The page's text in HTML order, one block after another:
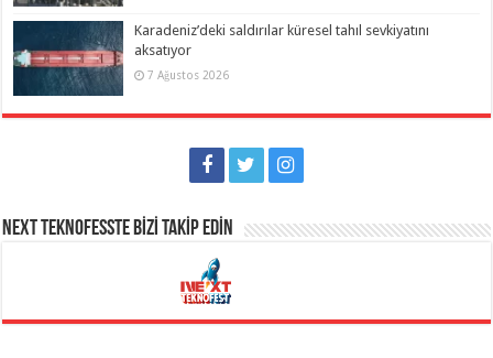
Karadeniz’deki saldırılar küresel tahıl sevkiyatını
aksatıyor
7 Ağustos 2026
NEXT TEKNOFESSTE BİZİ TAKİP EDİN